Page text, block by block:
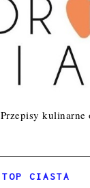
Przepisy
TOP CIASTA